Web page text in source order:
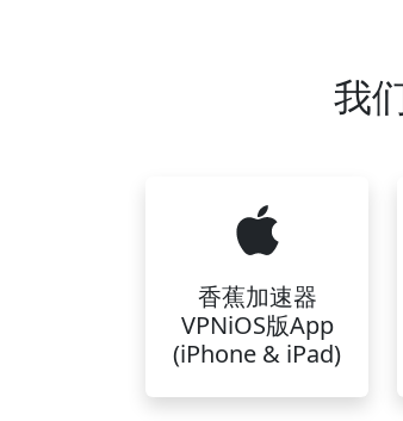
我
香蕉加速器
VPNiOS版App
(iPhone & iPad)